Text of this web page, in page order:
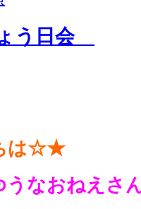
う日会
は☆★
うなおねえさ